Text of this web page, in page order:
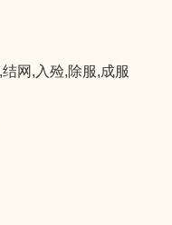
网,入殓,除服,成服